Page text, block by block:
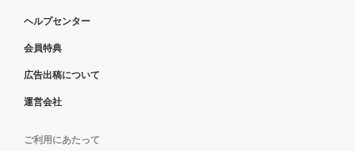
ヘルプセンター
会員特典
広告出稿について
運営会社
ご利用にあたって